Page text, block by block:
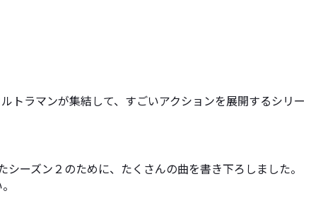
トラマンが集結して、すごいアクションを展開するシリー
ーズン２のために、たくさんの曲を書き下ろしました。